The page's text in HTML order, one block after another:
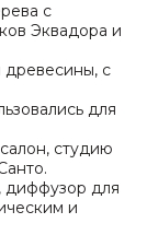
с
Эквадора и
древесины, с
для
студию
диффузор для
и